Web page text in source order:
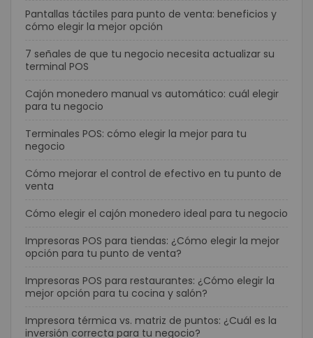
Pantallas táctiles para punto de venta: beneficios y
cómo elegir la mejor opción
7 señales de que tu negocio necesita actualizar su
terminal POS
Cajón monedero manual vs automático: cuál elegir
para tu negocio
Terminales POS: cómo elegir la mejor para tu
negocio
Cómo mejorar el control de efectivo en tu punto de
venta
Cómo elegir el cajón monedero ideal para tu negocio
Impresoras POS para tiendas: ¿Cómo elegir la mejor
opción para tu punto de venta?
Impresoras POS para restaurantes: ¿Cómo elegir la
mejor opción para tu cocina y salón?
Impresora térmica vs. matriz de puntos: ¿Cuál es la
inversión correcta para tu negocio?